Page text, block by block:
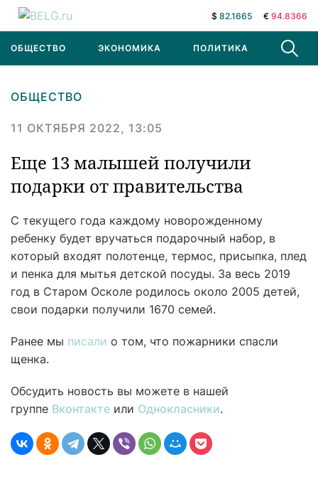
$ 82.1665 € 94.8366
ОБЩЕСТВО ЭКОНОМИКА ПОЛИТИКА В МИРЕ
ОБЩЕСТВО
11 ОКТЯБРЯ 2022, 13:05
Еще 13 малышей получили
подарки от правительства
С текущего года каждому новорожденному
ребенку будет вручаться подарочный набор, в
который входят полотенце, термос, присыпка, плед
и пенка для мытья детской посуды. За весь 2019
год в Старом Осколе родилось около 2005 детей,
свои подарки получили 1670 семей.
Ранее мы писали о том, что пожарники спасли
щенка.
Обсудить новость вы можете в нашей
группе Вконтакте или Однокласники.